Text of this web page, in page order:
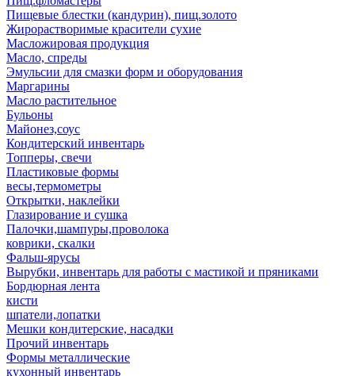
Пищевые блестки (кандурин), пищ.золото
Жирорастворимые красители сухие
Масложировая продукция
Масло, спреды
Эмульсии для смазки форм и оборудования
Маргарины
Масло растительное
Бульоны
Майонез,соус
Кондитерский инвентарь
Топперы, свечи
Пластиковые формы
весы,термометры
Открытки, наклейки
Глазирование и сушка
Палочки,шампуры,проволока
коврики, скалки
Фальш-ярусы
Вырубки, инвентарь для работы с мастикой и пряниками
Бордюрная лента
кисти
шпатели,лопатки
Мешки кондитерские, насадки
Прочий инвентарь
Формы металлические
кухонный инвентарь